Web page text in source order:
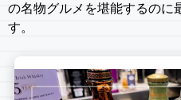
の名物グルメを堪能するのに
す。